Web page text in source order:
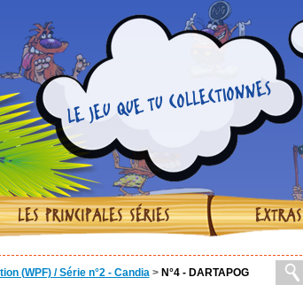
LE JEU QUE TU COLLECTIONNES
LES PRINCIPALES SÉRIES EXTRAS
(WPF) / Série n°2 - Candia > N°4 - DARTAPOG